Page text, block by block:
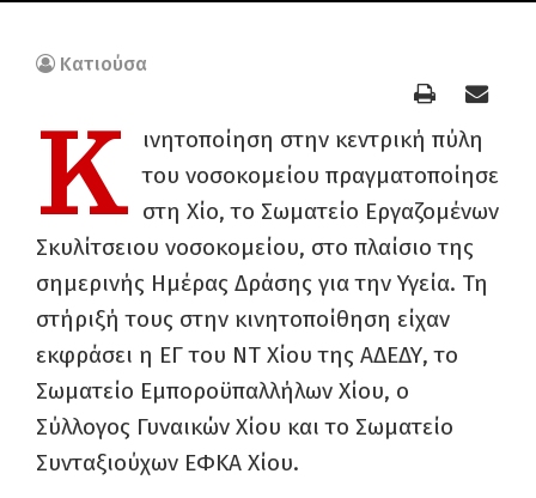
Κατιούσα
Κ
ινητοποίηση στην κεντρική πύλη
του νοσοκομείου πραγματοποίησε
στη Χίο, το Σωματείο Εργαζομένων
Σκυλίτσειου νοσοκομείου, στο πλαίσιο της
σημερινής Ημέρας Δράσης για την Υγεία. Τη
στήριξή τους στην κινητοποίθηση είχαν
εκφράσει η ΕΓ του ΝΤ Χίου της ΑΔΕΔΥ, το
Σωματείο Εμποροϋπαλλήλων Χίου, ο
Σύλλογος Γυναικών Χίου και το Σωματείο
Συνταξιούχων ΕΦΚΑ Χίου.